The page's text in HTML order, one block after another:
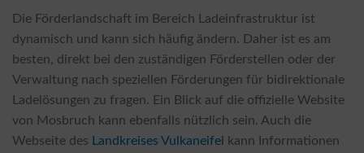
Die Förderlandschaft im Bereich Ladeinfrastruktur ist
dynamisch und kann sich häufig ändern. Daher ist es am
besten, direkt bei den zuständigen Förderstellen oder der
Verwaltung nach speziellen Förderungen für bidirektionale
Ladelösungen zu fragen. Ein Blick auf die offizielle Website
von Mosbruch kann ebenfalls nützlich sein. Auch die
Webseite des
Landkreises Vulkaneifel
kann Informationen